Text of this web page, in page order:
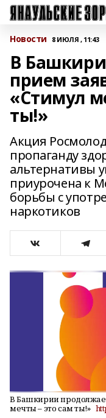
Новости 8 ИЮЛЯ , 11:43
В
прием
«Стимул
ты!»
Акция
пропаганду
альтернативы
приурочена к
борьбы с
наркотиков
В Башкирии
мечты – это сам ты!»